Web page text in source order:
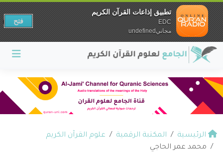
الرئيسية المكتبة الرقمية
علوم القرآن الكريم
محمد عمر الحاجي
تطبيق إذاعات القرآن الكريم
EDC
مجانيundefined
فتح